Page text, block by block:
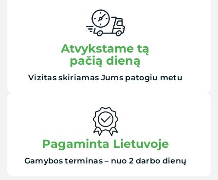
Atvykstame tą
pačią dieną
Vizitas skiriamas Jums patogiu metu
Pagaminta Lietuvoje
Gamybos terminas – nuo 2 darbo dienų